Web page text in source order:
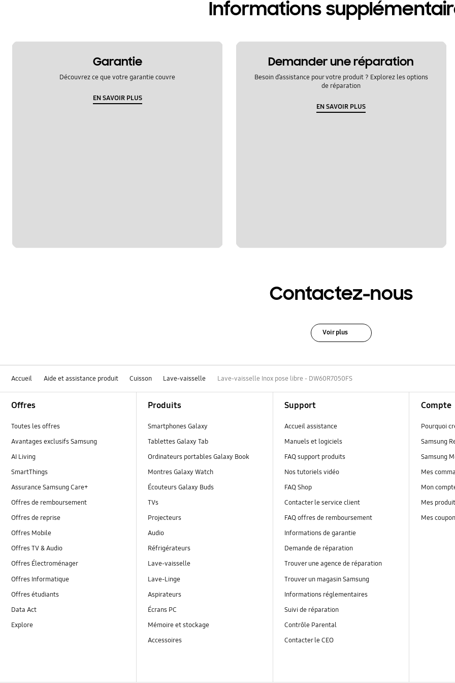
Informations
Garantie
Découvrez ce que votre garantie couvre
EN SAVOIR PLUS
Demander une réparation
Besoin d’assistance pour votre produit ? Explorez les options
de réparation
EN SAVOIR PLUS
Contactez-nous
Voir plus
Accueil Aide et assistance produit Cuisson Lave-vaisselle Lave-vaisselle Inox pose libre - DW60R7050FS
Offres
Toutes les offres
Avantages exclusifs Samsung
AI Living
SmartThings
Assurance Samsung Care+
Offres de remboursement
Offres de reprise
Offres Mobile
Offres TV & Audio
Offres Électroménager
Offres Informatique
Offres étudiants
Data Act
Explore
Produits
Smartphones Galaxy
Tablettes Galaxy Tab
Ordinateurs portables Galaxy Book
Montres Galaxy Watch
Écouteurs Galaxy Buds
TVs
Projecteurs
Audio
Réfrigérateurs
Lave-vaisselle
Lave-Linge
Aspirateurs
Écrans PC
Mémoire et stockage
Accessoires
Support
Accueil assistance
Manuels et logiciels
FAQ support produits
Nos tutoriels vidéo
FAQ Shop
Contacter le service client
FAQ offres de remboursement
Informations de garantie
Demande de réparation
Trouver une agence de réparation
Trouver un magasin Samsung
Informations réglementaires
Suivi de réparation
Contrôle Parental
Contacter le CEO
Compte
Pourquoi
Samsung
Samsung
Mes
Mon
Mes
Mes